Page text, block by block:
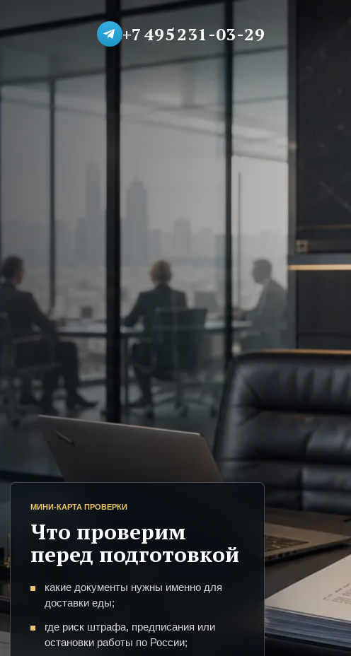
+7 495 231-03-29
МИНИ-КАРТА ПРОВЕРКИ
Что проверим
перед подготовкой
какие документы нужны именно для
доставки еды;
где риск штрафа, предписания или
остановки работы по России;